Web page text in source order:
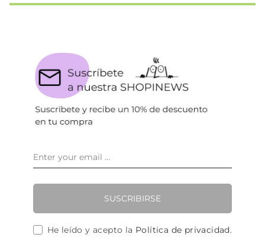
SUSCRIBIRSE
He leído y acepto la Política de privacidad.